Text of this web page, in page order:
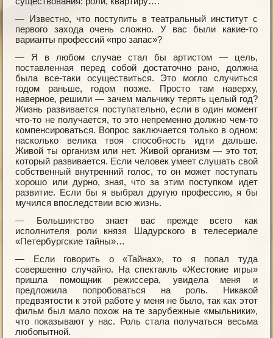
— Известно, что поступить в театральный институт с
первого захода очень сложно. У вас были какие-то
варианты профессий «про запас»?
— Я в любом случае стал бы артистом — цель,
поставленная перед собой достаточно рано, должна
была все-таки осуществиться. Это могло случиться
годом раньше, годом позже. Просто там наверху,
наверное, решили — зачем мальчику терять целый год?
Жизнь развивается поступательно, если в один момент
что-то не получается, то это непременно должно чем-то
компенсироваться. Вопрос заключается только в одном:
насколько велика твоя способность идти дальше.
Живой ты организм или нет. Живой организм — это тот,
который развивается. Если человек умеет слушать свой
собственный внутренний голос, то он может поступать
хорошо или дурно, зная, что за этим поступком идет
развитие. Если бы я выбрал другую профессию, я бы
мучился впоследствии всю жизнь.
— Большинство знает вас прежде всего как
исполнителя роли князя Шадурского в телесериале
«Петербургские тайны»…
— Если говорить о «Тайнах», то я попал туда
совершенно случайно. На спектакль «Жестокие игры»
пришла помощник режиссера, увидела меня и
предложила попробоваться на роль. Никакой
предвзятости к этой работе у меня не было, так как этот
фильм был мало похож на те зарубежные «мыльники»,
что показывают у нас. Роль стала получаться весьма
любопытной.